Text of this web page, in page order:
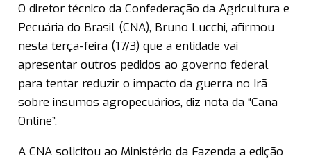
O diretor técnico da Confederação da Agricultura e
Pecuária do Brasil (CNA), Bruno Lucchi, afirmou
nesta terça-feira (17/3) que a entidade vai
apresentar outros pedidos ao governo federal
para tentar reduzir o impacto da guerra no Irã
sobre insumos agropecuários, diz nota da “Cana
Online”.
A CNA solicitou ao Ministério da Fazenda a edição